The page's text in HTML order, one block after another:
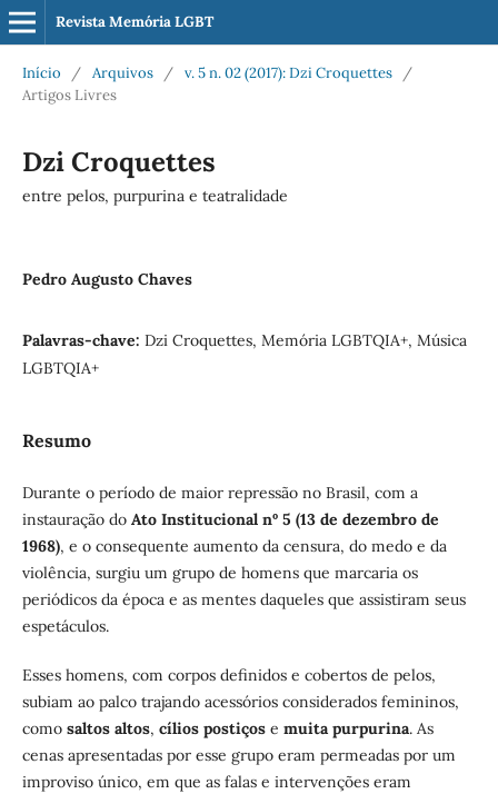
Revista Memória LGBT
Início / Arquivos / v. 5 n. 02 (2017): Dzi Croquettes
/
Artigos Livres
Dzi Croquettes
entre pelos, purpurina e teatralidade
Pedro Augusto Chaves
Palavras-chave: Dzi Croquettes, Memória LGBTQIA+, Música
LGBTQIA+
Resumo
Durante o período de maior repressão no Brasil, com a
instauração do Ato Institucional nº 5 (13 de dezembro de
1968), e o consequente aumento da censura, do medo e da
violência, surgiu um grupo de homens que marcaria os
periódicos da época e as mentes daqueles que assistiram seus
espetáculos.
Esses homens, com corpos definidos e cobertos de pelos,
subiam ao palco trajando acessórios considerados femininos,
como saltos altos, cílios postiçose muita purpurina. As
cenas apresentadas por esse grupo eram permeadas por um
improviso único, em que as falas e intervenções eram